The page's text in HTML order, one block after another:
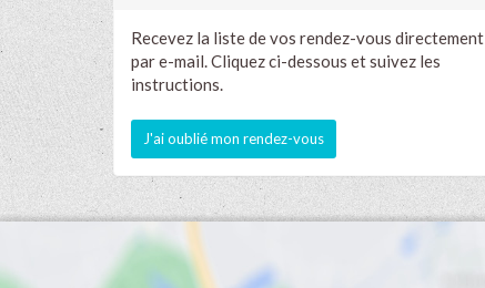
Recevez la liste de vos rendez-vous directement
par e-mail. Cliquez ci-dessous et suivez les
instructions.
J'ai oublié mon rendez-vous